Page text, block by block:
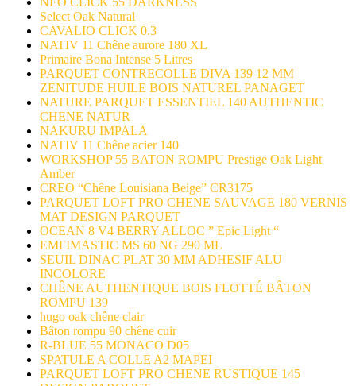
Select Oak Natural
CAVALIO CLICK 0.3
NATIV 11 Chêne aurore 180 XL
Primaire Bona Intense 5 Litres
PARQUET CONTRECOLLE DIVA 139 12 MM
ZENITUDE HUILE BOIS NATUREL PANAGET
NATURE PARQUET ESSENTIEL 140 AUTHENTIC
CHENE NATUR
NAKURU IMPALA
NATIV 11 Chêne acier 140
WORKSHOP 55 BATON ROMPU Prestige Oak Light
Amber
CREO “Chêne Louisiana Beige” CR3175
PARQUET LOFT PRO CHENE SAUVAGE 180 VERNIS
MAT DESIGN PARQUET
OCEAN 8 V4 BERRY ALLOC ” Epic Light “
EMFIMASTIC MS 60 NG 290 ML
SEUIL DINAC PLAT 30 MM ADHESIF ALU
INCOLORE
CHÊNE AUTHENTIQUE BOIS FLOTTÉ BÂTON
ROMPU 139
hugo oak chêne clair
Bâton rompu 90 chêne cuir
R-BLUE 55 MONACO D05
SPATULE A COLLE A2 MAPEI
PARQUET LOFT PRO CHENE RUSTIQUE 145